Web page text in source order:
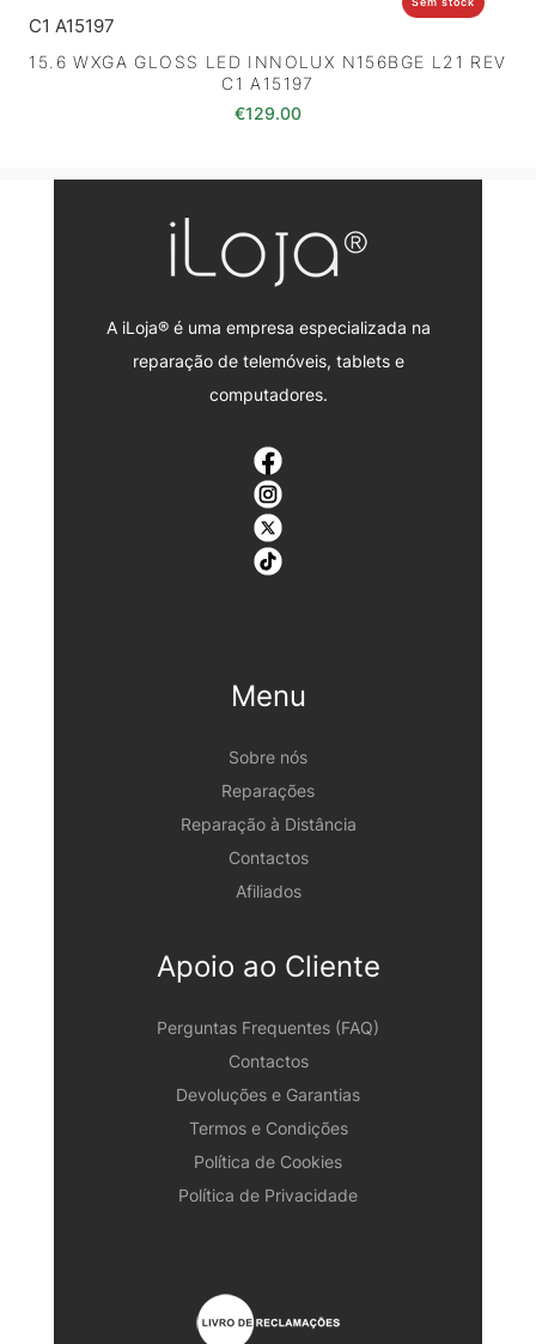
15.6 WXGA GLOSS LED INNOLUX N156BGE L21 REV
C1 A15197
€129.00
A iLoja® é uma empresa especializada na
reparação de telemóveis, tablets e
computadores.
Menu
Sobre nós
Reparações
Reparação à Distância
Contactos
Afiliados
Apoio ao Cliente
Perguntas Frequentes (FAQ)
Contactos
Devoluções e Garantias
Termos e Condições
Política de Cookies
Política de Privacidade